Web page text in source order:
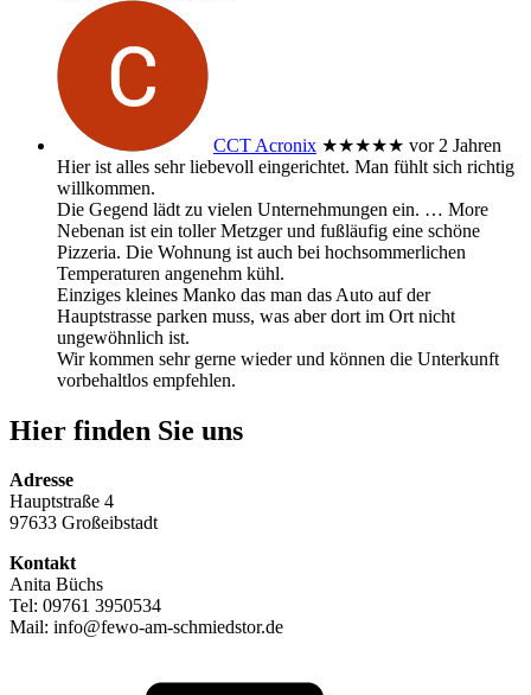
CCT Acronix ★★★★★ vor 2 Jahren
Hier ist alles sehr liebevoll eingerichtet. Man fühlt sich richtig
willkommen.
Die Gegend lädt zu vielen Unternehmungen ein. … More
Nebenan ist ein toller Metzger und fußläufig eine schöne
Pizzeria. Die Wohnung ist auch bei hochsommerlichen
Temperaturen angenehm kühl.
Einziges kleines Manko das man das Auto auf der
Hauptstrasse parken muss, was aber dort im Ort nicht
ungewöhnlich ist.
Wir kommen sehr gerne wieder und können die Unterkunft
vorbehaltlos empfehlen.
Hier finden Sie uns
Adresse
Hauptstraße 4
97633 Großeibstadt
Kontakt
Anita Büchs
Tel: 09761 3950534
Mail: info@fewo-am-schmiedstor.de